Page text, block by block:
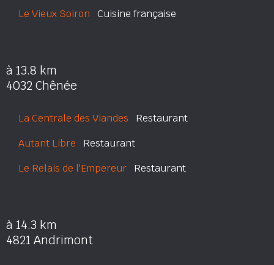
Le Vieux Soiron Cuisine française
à 13.8 km
4032 Chênée
La Centrale des Viandes Restaurant
Autant Libre Restaurant
Le Relais de l'Empereur Restaurant
à 14.3 km
4821 Andrimont